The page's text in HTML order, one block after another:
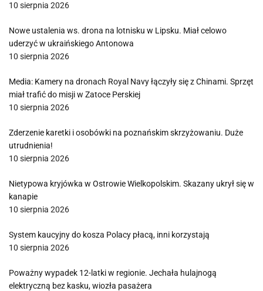
10 sierpnia 2026
Nowe ustalenia ws. drona na lotnisku w Lipsku. Miał celowo
uderzyć w ukraińskiego Antonowa
10 sierpnia 2026
Media: Kamery na dronach Royal Navy łączyły się z Chinami. Sprzęt
miał trafić do misji w Zatoce Perskiej
10 sierpnia 2026
Zderzenie karetki i osobówki na poznańskim skrzyżowaniu. Duże
utrudnienia!
10 sierpnia 2026
Nietypowa kryjówka w Ostrowie Wielkopolskim. Skazany ukrył się w
kanapie
10 sierpnia 2026
System kaucyjny do kosza Polacy płacą, inni korzystają
10 sierpnia 2026
Poważny wypadek 12-latki w regionie. Jechała hulajnogą
elektryczną bez kasku, wiozła pasażera